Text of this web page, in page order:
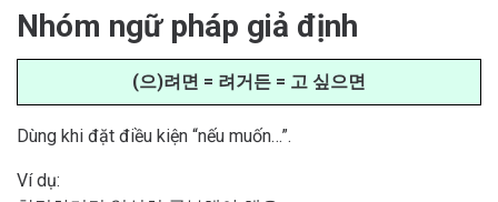
Nhóm ngữ pháp giả định
(으)려면 = 려거든 = 고 싶으면
Dùng khi đặt điều kiện “nếu muốn…”.
Ví dụ: